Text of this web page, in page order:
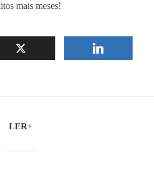
mais meses!
LER+